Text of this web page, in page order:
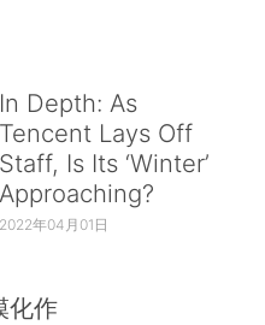
In Depth: As
Tencent Lays Off
Staff, Is Its ‘Winter’
Approaching?
2022年04月01日
化作